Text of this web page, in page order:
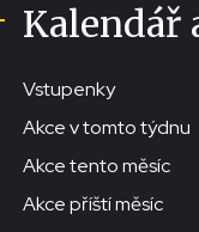
Kalendář
Vstupenky
Akce v tomto týdnu
Akce tento měsíc
Akce příští měsíc